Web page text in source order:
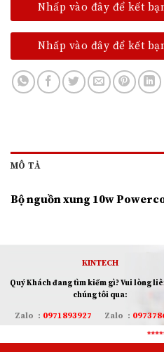
Nhấp vào đây để kết
Nhấp vào đây để kết
MÔ TẢ
Bộ nguồn xung 10w
KINTECH
Quý Khách đang tìm kiếm gì? Vui lòng
chúng tôi qua:
Zalo : 0971893927 Zalo :
info@kintech.vn